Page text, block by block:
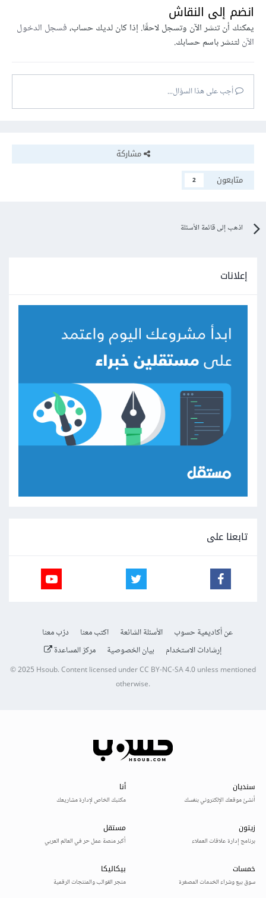
انضم إلى النقاش
يمكنك أن تنشر الآن وتسجل لاحقًا. إذا كان لديك حساب،فسجل الدخول
الآنلتنشر باسم حسابك.
أجب على هذا السؤال...
مشاركة
متابعون
2
اذهب إلى قائمة الأسئلة
إعلانات
تابعنا على
عن أكاديمية حسوب الأسئلة الشائعة اكتب معنا
درّب معنا
إرشادات الاستخدام
بيان الخصوصية مركز المساعدة
© 2025Hsoub.Content licensed underCC BY-NC-SA 4.0unless mentioned
otherwise.